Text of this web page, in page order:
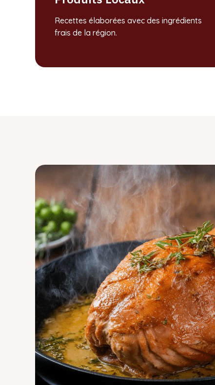
Recettes élaborées avec des ingrédients
frais de la région.